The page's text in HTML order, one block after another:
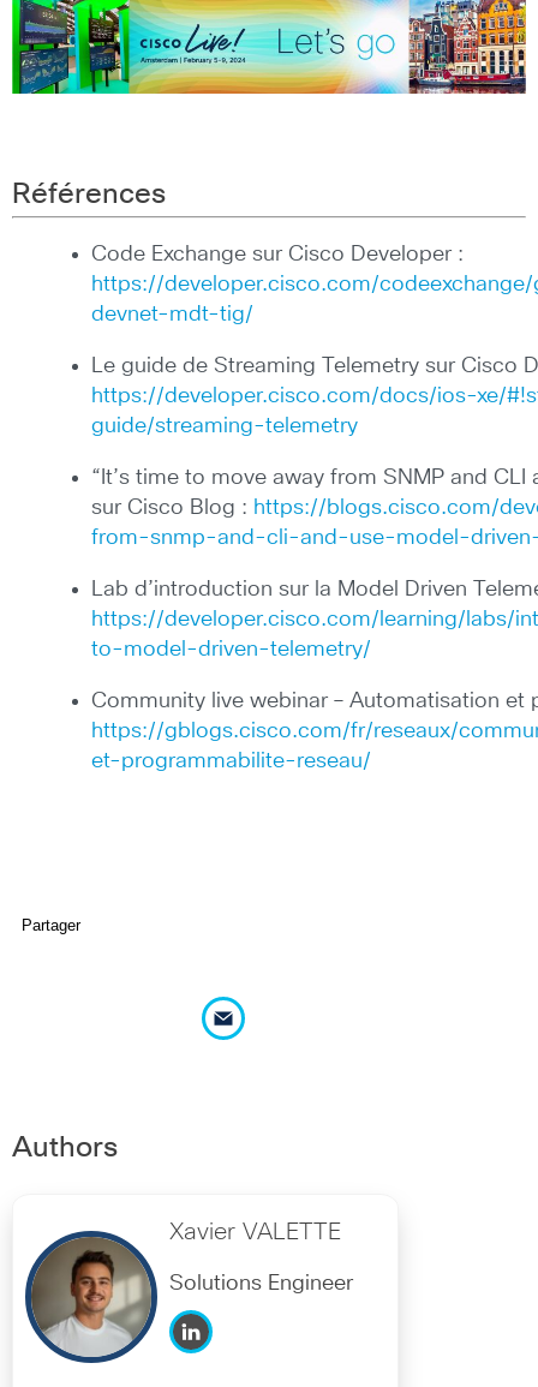
Références
Code Exchange sur Cisco Developer :
https://developer.cisco.com/
devnet-mdt-tig/
Le guide de Streaming Telemetry sur Cisco
https://developer.cisco.com/docs/ios-xe/
guide/streaming-telemetry
“It’s time to move away from SNMP and
sur Cisco Blog : https://blogs.cisco.com/
from-snmp-and-cli-and-use-model-
Lab d’introduction sur la Model Driven
https://developer.cisco.com/learning/labs/
to-model-driven-telemetry/
Community live webinar – Automatisation et
https://gblogs.cisco.com/fr/reseaux/
et-programmabilite-reseau/
Partager
Authors
Xavier VALETTE
Solutions Engineer